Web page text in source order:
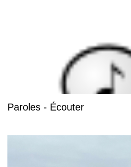
Paroles - Écouter